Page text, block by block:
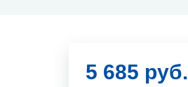
5 685 руб.